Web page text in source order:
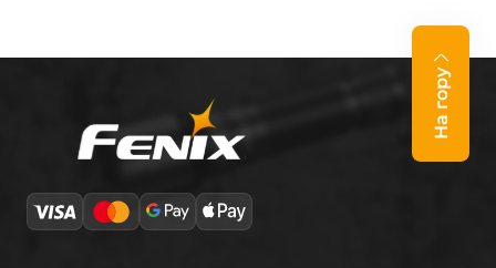
На гору